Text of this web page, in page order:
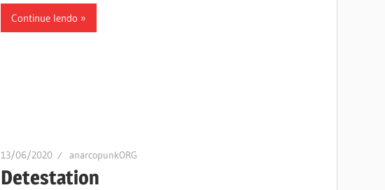
Continue lendo
13/06/2020 anarcopunkORG
Detestation